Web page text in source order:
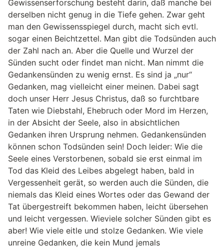
Gewissenserforschung besteht darin, daß manche bei
derselben nicht genug in die Tiefe gehen. Zwar geht
man den Gewissensspiegel durch, macht sich evtl.
sogar einen Beichtzettel. Man gibt die Todsünden auch
der Zahl nach an. Aber die Quelle und Wurzel der
Sünden sucht oder findet man nicht. Man nimmt die
Gedankensünden zu wenig ernst. Es sind ja „nur“
Gedanken, mag vielleicht einer meinen. Dabei sagt
doch unser Herr Jesus Christus, daß so furchtbare
Taten wie Diebstahl, Ehebruch oder Mord im Herzen,
in der Absicht der Seele, also in absichtlichen
Gedanken ihren Ursprung nehmen. Gedankensünden
können schon Todsünden sein! Doch leider: Wie die
Seele eines Verstorbenen, sobald sie erst einmal im
Tod das Kleid des Leibes abgelegt haben, bald in
Vergessenheit gerät, so werden auch die Sünden, die
niemals das Kleid eines Wortes oder das Gewand der
Tat übergestreift bekommen haben, leicht übersehen
und leicht vergessen. Wieviele solcher Sünden gibt es
aber! Wie viele eitle und stolze Gedanken. Wie viele
unreine Gedanken, die kein Mund jemals